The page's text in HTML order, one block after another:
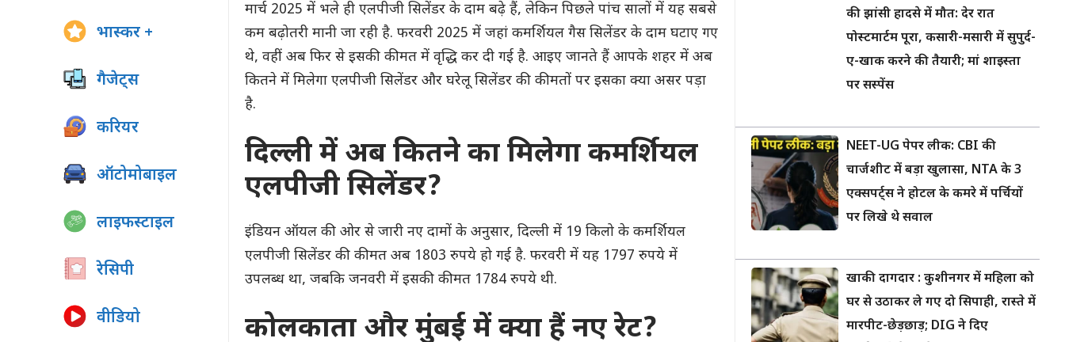
मार्च 2025 में भले ही एलपीजी सिलेंडर के दाम बढ़े हैं, लेकिन पिछले पांच सालों में यह सबसे
कम बढ़ोतरी मानी जा रही है. फरवरी 2025 में जहां कमर्शियल गैस सिलेंडर के दाम घटाए गए
थे, वहीं अब फिर से इसकी कीमत में वृद्धि कर दी गई है. आइए जानते हैं आपके शहर में अब
कितने में मिलेगा एलपीजी सिलेंडर और घरेलू सिलेंडर की कीमतों पर इसका क्या असर पड़ा
है.
दिल्ली में अब कितने का मिलेगा कमर्शियल
एलपीजी सिलेंडर?
इंडियन ऑयल की ओर से जारी नए दामों के अनुसार, दिल्ली में 19 किलो के कमर्शियल
एलपीजी सिलेंडर की कीमत अब 1803 रुपये हो गई है. फरवरी में यह 1797 रुपये में
उपलब्ध था, जबकि जनवरी में इसकी कीमत 1784 रुपये थी.
कोलकाता और मुंबई में क्या हैं नए रेट?
भास्कर +
गैजेट्स
करियर
ऑटोमोबाइल
लाइफस्टाइल
रेसिपी
वीडियो
की झांसी हादसे में मौत: देर रात
पोस्टमार्टम पूरा, कसारी-मसारी में सुपुर्द-
ए-खाक करने की तैयारी; मां शाइस्ता
पर सस्पेंस
NEET-UG पेपर लीक: CBI की
चार्जशीट में बड़ा खुलासा, NTA के 3
एक्सपर्ट्स ने होटल के कमरे में पर्चियों
पर लिखे थे सवाल
खाकी दागदार : कुशीनगर में महिला को
घर से उठाकर ले गए दो सिपाही, रास्ते में
मारपीट-छेड़छाड़; DIG ने दिए